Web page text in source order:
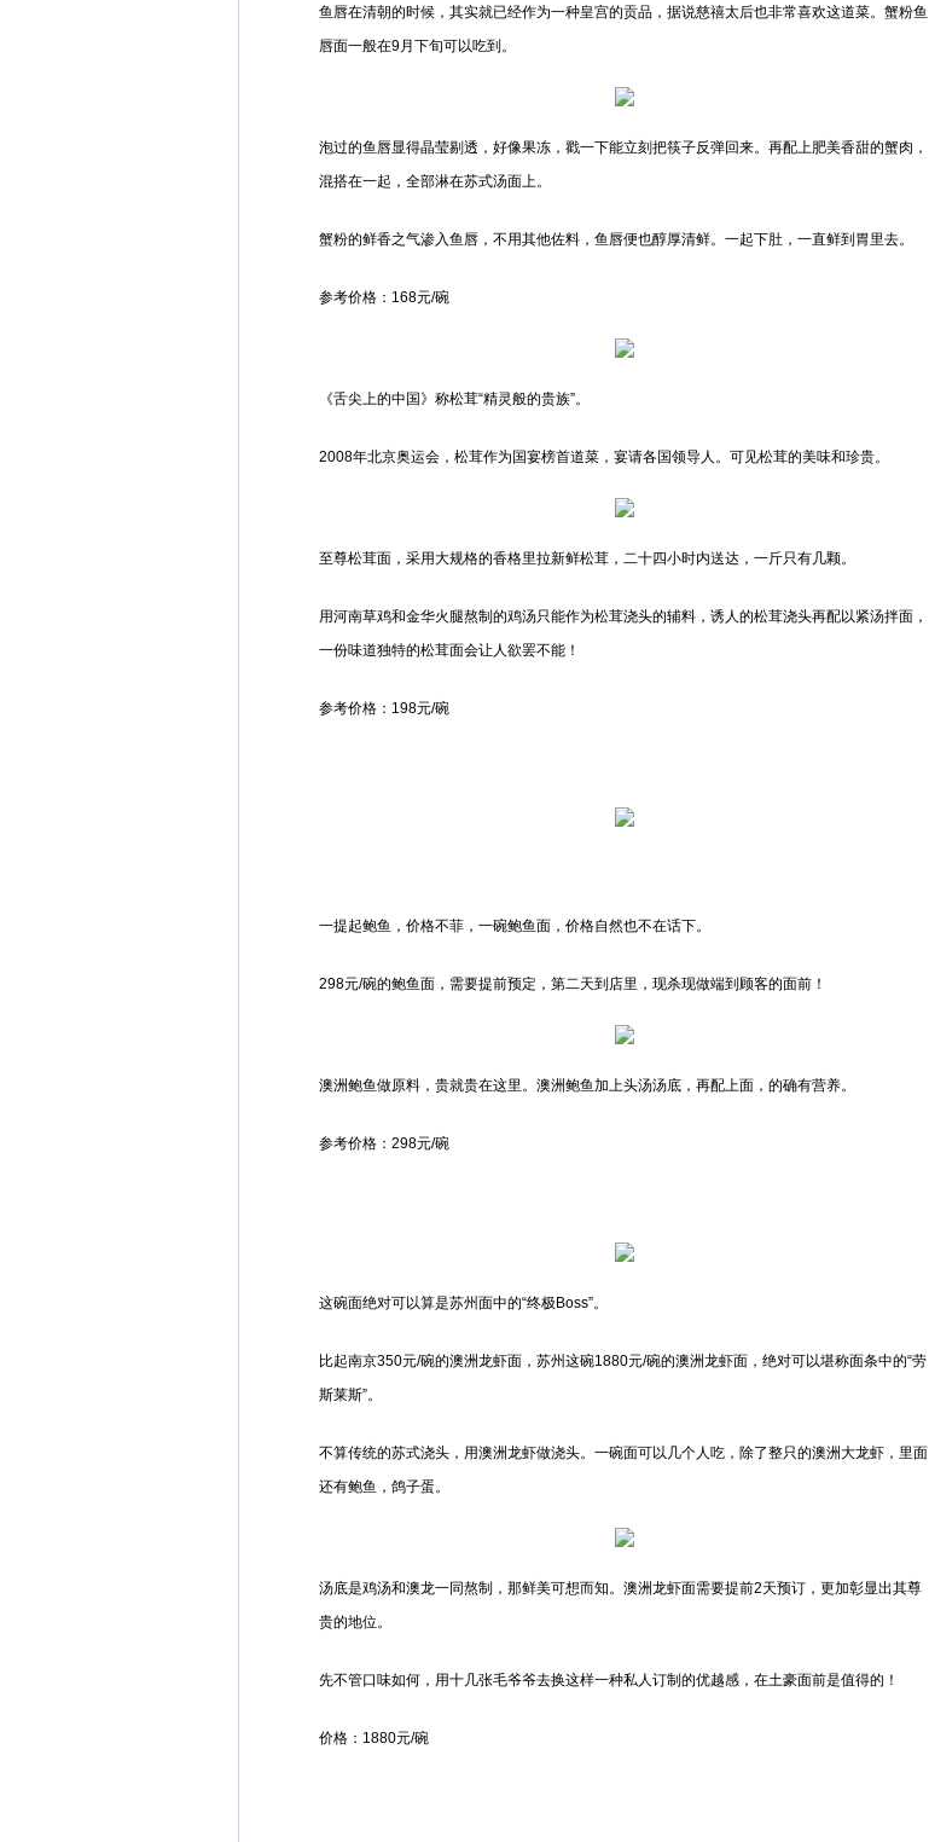
鱼唇在清朝的时候，其实就已经作为一种皇宫的贡品，据说慈禧太后也非常喜欢这道菜。蟹粉鱼
唇面一般在9月下旬可以吃到。
泡过的鱼唇显得晶莹剔透，好像果冻，戳一下能立刻把筷子反弹回来。再配上肥美香甜的蟹肉，
混搭在一起，全部淋在苏式汤面上。
蟹粉的鲜香之气渗入鱼唇，不用其他佐料，鱼唇便也醇厚清鲜。一起下肚，一直鲜到胃里去。
参考价格：168元/碗
《舌尖上的中国》称松茸“精灵般的贵族”。
2008年北京奥运会，松茸作为国宴榜首道菜，宴请各国领导人。可见松茸的美味和珍贵。
至尊松茸面，采用大规格的香格里拉新鲜松茸，二十四小时内送达，一斤只有几颗。
用河南草鸡和金华火腿熬制的鸡汤只能作为松茸浇头的辅料，诱人的松茸浇头再配以紧汤拌面，
一份味道独特的松茸面会让人欲罢不能！
参考价格：198元/碗
一提起鲍鱼，价格不菲，一碗鲍鱼面，价格自然也不在话下。
298元/碗的鲍鱼面，需要提前预定，第二天到店里，现杀现做端到顾客的面前！
澳洲鲍鱼做原料，贵就贵在这里。澳洲鲍鱼加上头汤汤底，再配上面，的确有营养。
参考价格：298元/碗
这碗面绝对可以算是苏州面中的“终极Boss”。
比起南京350元/碗的澳洲龙虾面，苏州这碗1880元/碗的澳洲龙虾面，绝对可以堪称面条中的“劳
斯莱斯”。
不算传统的苏式浇头，用澳洲龙虾做浇头。一碗面可以几个人吃，除了整只的澳洲大龙虾，里面
还有鲍鱼，鸽子蛋。
汤底是鸡汤和澳龙一同熬制，那鲜美可想而知。澳洲龙虾面需要提前2天预订，更加彰显出其尊
贵的地位。
先不管口味如何，用十几张毛爷爷去换这样一种私人订制的优越感，在土豪面前是值得的！
价格：1880元/碗